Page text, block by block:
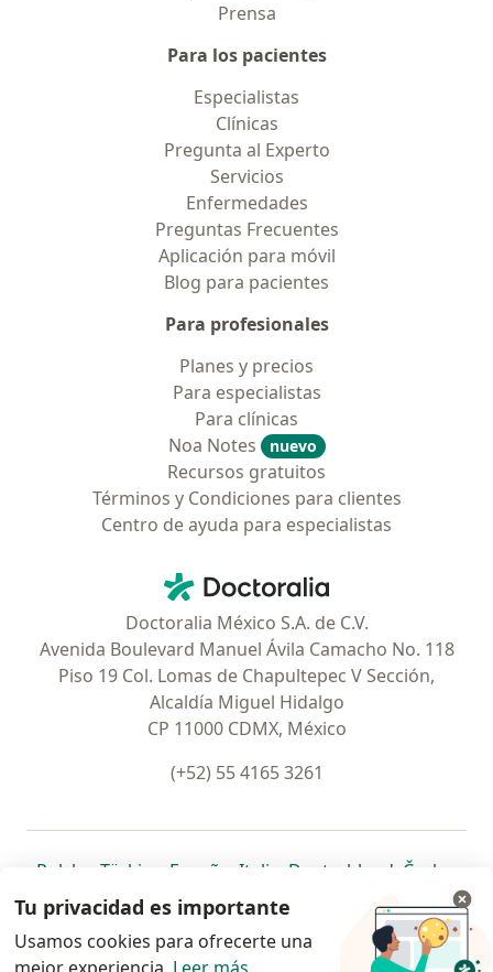
Prensa
Para los pacientes
Especialistas
Clínicas
Pregunta al Experto
Servicios
Enfermedades
Preguntas Frecuentes
Aplicación para móvil
Blog para pacientes
Para profesionales
Planes y precios
Para especialistas
Para clínicas
Noa Notes
nuevo
Recursos gratuitos
Términos y Condiciones para clientes
Centro de ayuda para especialistas
Doctoralia - Página de inicio
Doctoralia México S.A. de C.V.
Avenida Boulevard Manuel Ávila Camacho No. 118
Piso 19 Col. Lomas de Chapultepec V Sección,
Alcaldía Miguel Hidalgo
CP 11000 CDMX, México
(+52) 55 4165 3261
Polska se abre en una nueva pestaña
Türkiye se abre en una nueva pestaña
España se abre en una nueva pestaña
Italia se abre en una nueva
Deutschlandse abre en
Česko
Portugal
se abre en una nueva pestaña
México se abre en una nueva pestaña
Chile se abre en una nueva pestaña
Brasil se abre en una nueva
se abre en
se
se abre en una nueva
Tu privacidad es importante
Usamos cookies para ofrecerte una